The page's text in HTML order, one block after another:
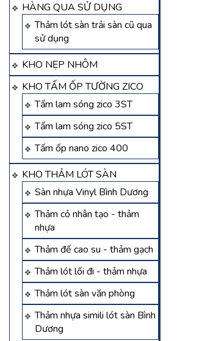
HÀNG QUA SỬ DỤNG
Thảm lót sàn trải sàn cũ qua
sử dụng
KHO NẸP NHÔM
KHO TẤM ỐP TƯỜNG ZICO
Tấm lam sóng zico 3ST
Tấm lam sóng zico 5ST
Tấm ốp nano zico 400
KHO THẢM LÓT SÀN
Sàn nhựa Vinyl Bình Dương
Thảm cỏ nhân tạo - thảm
nhựa
Thảm đế cao su - thảm gạch
Thảm lót lối đi - thảm nhựa
Thảm lót sàn văn phòng
Thảm nhựa simili lót sàn Bình
Dương